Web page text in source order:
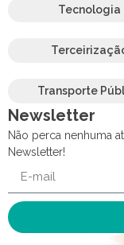
Tecnologia
Transporte
Newsletter
Não perca nenhuma
Newsletter!